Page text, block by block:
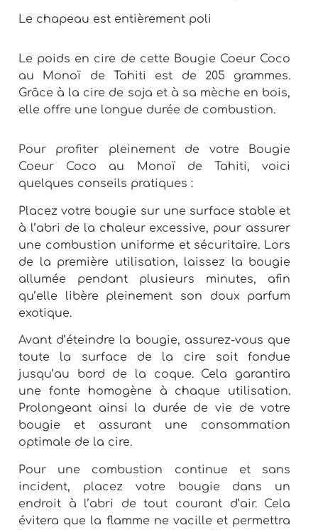
Le chapeau est entièrement poli
Le poids en cire de cette Bougie Coeur Coco
au Monoï de Tahiti est de 205 grammes.
Grâce à la cire de soja et à sa mèche en bois,
elle offre une longue durée de combustion.
Pour profiter pleinement de votre Bougie
Coeur Coco au Monoï de Tahiti, voici
quelques conseils pratiques :
Placez votre bougie sur une surface stable et
à l’abri de la chaleur excessive, pour assurer
une combustion uniforme et sécuritaire. Lors
de la première utilisation, laissez la bougie
allumée pendant plusieurs minutes, afin
qu’elle libère pleinement son doux parfum
exotique.
Avant d’éteindre la bougie, assurez-vous que
toute la surface de la cire soit fondue
jusqu’au bord de la coque. Cela garantira
une fonte homogène à chaque utilisation.
Prolongeant ainsi la durée de vie de votre
bougie et assurant une consommation
optimale de la cire.
Pour une combustion continue et sans
incident, placez votre bougie dans un
endroit à l’abri de tout courant d’air. Cela
évitera que la flamme ne vacille et permettra